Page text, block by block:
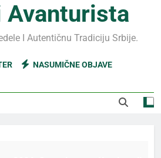
Avanturista
I Autentičnu Tradiciju Srbije.
NASUMIČNE OBJAVE